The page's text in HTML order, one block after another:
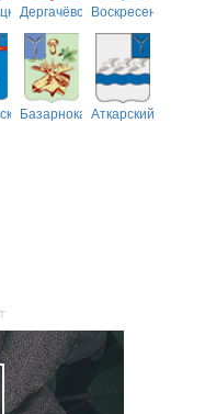
ДергачёвскийВоскресенский
Базарнокарабулакский
Аткарский